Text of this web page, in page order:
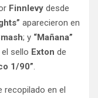
Finnlevy desde
aparecieron en
; y “Mañana”
sello Exton de
1/90”.
recopilado en el